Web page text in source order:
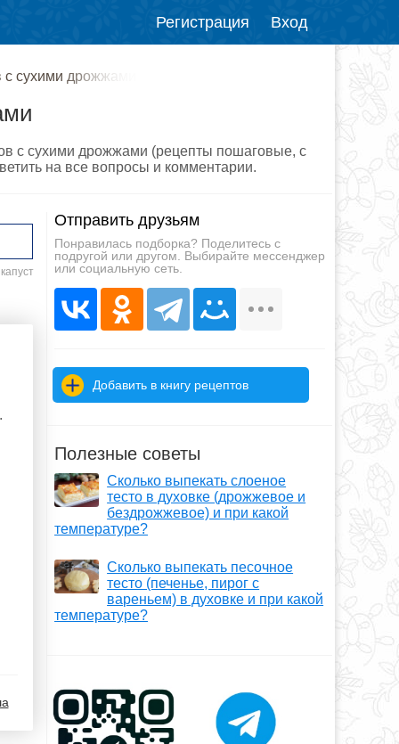
Регистрация Вход
сухими дрожжами
с сухими дрожжами (рецепты пошаговые, с
на все вопросы и комментарии.
Отправить друзьям
Понравилась подборка? Поделитесь с
подругой или другом. Выбирайте мессенджер
или социальную сеть.
Добавить в книгу рецептов
Полезные советы
Сколько выпекать слоеное
тесто в духовке (дрожжевое и
бездрожжевое) и при какой
температуре?
Сколько выпекать песочное
тесто (печенье, пирог с
вареньем) в духовке и при какой
температуре?